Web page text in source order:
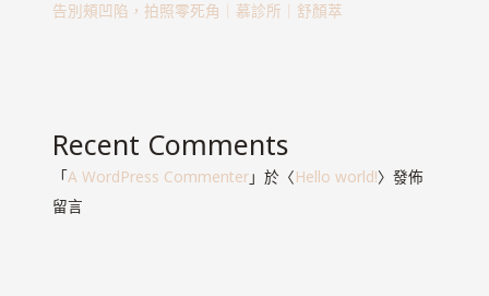
告別頰凹陷，拍照零死角｜慕診所｜舒顏萃
Recent Comments
「A WordPress Commenter」於〈Hello world!〉發佈
留言